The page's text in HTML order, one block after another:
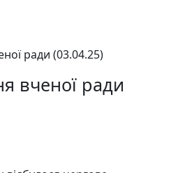
ради (03.04.25)
вченої ради